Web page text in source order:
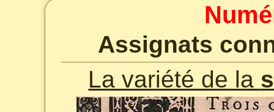
Assignats
La variété de la